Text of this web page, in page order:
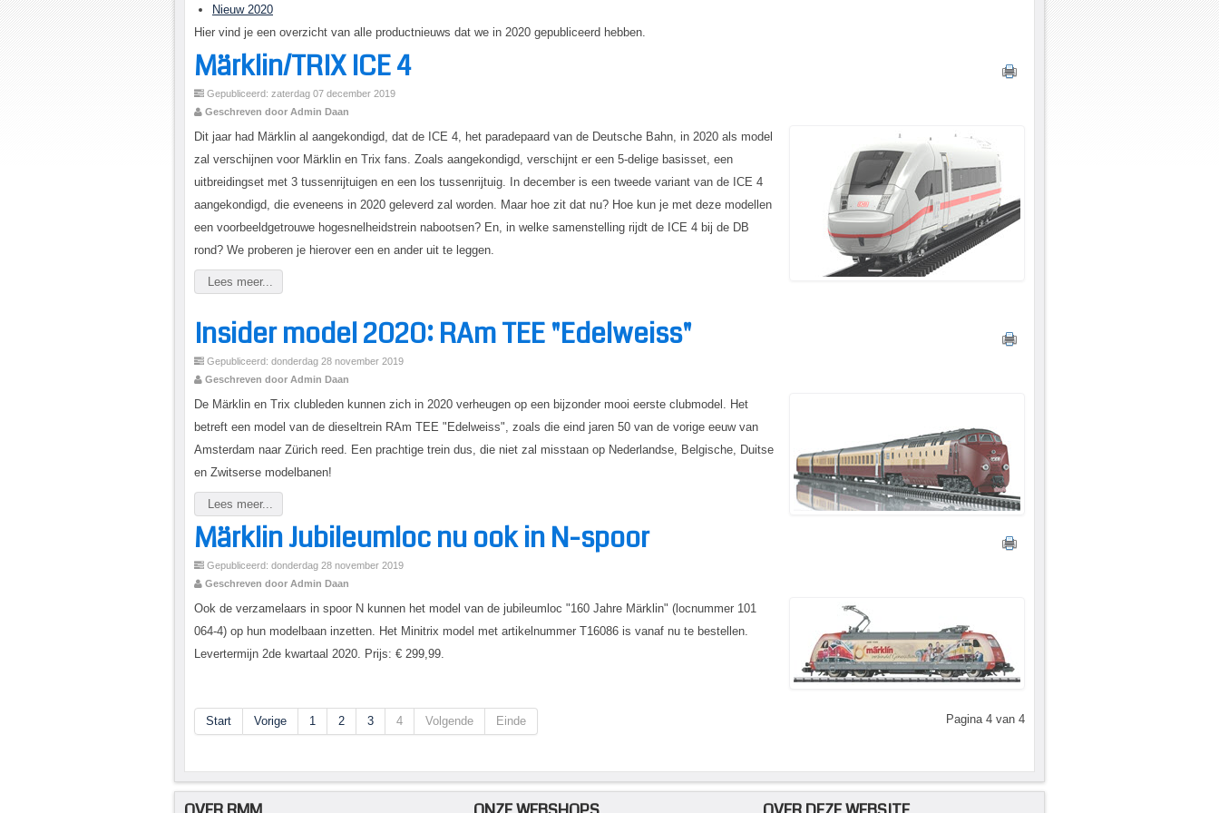
Nieuw 2020
Hier vind je een overzicht van alle productnieuws dat we in 2020 gepubliceerd hebben.
Märklin/TRIX ICE 4
Gepubliceerd: zaterdag 07 december 2019
Geschreven door Admin Daan
Dit jaar had Märklin al aangekondigd, dat de ICE 4, het paradepaard van de Deutsche Bahn, in 2020 als model
zal verschijnen voor Märklin en Trix fans. Zoals aangekondigd, verschijnt er een 5-delige basisset, een
uitbreidingset met 3 tussenrijtuigen en een los tussenrijtuig. In december is een tweede variant van de ICE 4
aangekondigd, die eveneens in 2020 geleverd zal worden. Maar hoe zit dat nu? Hoe kun je met deze modellen
een voorbeeldgetrouwe hogesnelheidstrein nabootsen? En, in welke samenstelling rijdt de ICE 4 bij de DB
rond? We proberen je hierover een en ander uit te leggen.
Lees meer...
Insider model 2020: RAm TEE "Edelweiss"
Gepubliceerd: donderdag 28 november 2019
Geschreven door Admin Daan
De Märklin en Trix clubleden kunnen zich in 2020 verheugen op een bijzonder mooi eerste clubmodel. Het
betreft een model van de dieseltrein RAm TEE "Edelweiss", zoals die eind jaren 50 van de vorige eeuw van
Amsterdam naar Zürich reed. Een prachtige trein dus, die niet zal misstaan op Nederlandse, Belgische, Duitse
en Zwitserse modelbanen!
Lees meer...
Märklin Jubileumloc nu ook in N-spoor
Gepubliceerd: donderdag 28 november 2019
Geschreven door Admin Daan
Ook de verzamelaars in spoor N kunnen het model van de jubileumloc "160 Jahre Märklin" (locnummer 101
064-4) op hun modelbaan inzetten. Het Minitrix model met artikelnummer T16086 is vanaf nu te bestellen.
Levertermijn 2de kwartaal 2020. Prijs: € 299,99.
Pagina 4 van 4
Start Vorige 1 2 3 4 Volgende Einde